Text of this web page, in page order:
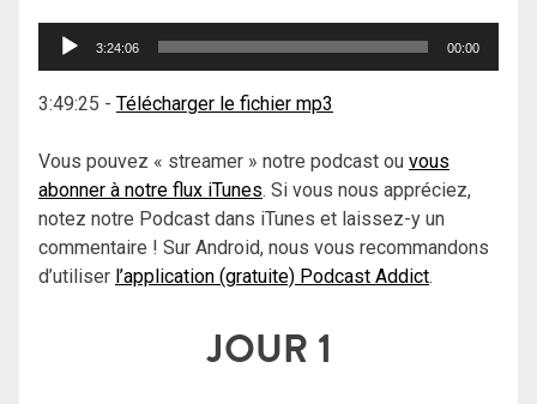
Lecteur
3:24:06 00:00
3:49:25 - Télécharger le fichier mp3
Vous pouvez « streamer » notre podcast ou vous
abonner à notre flux iTunes. Si vous nous appréciez,
notez notre Podcast dans iTunes et laissez-y un
commentaire ! Sur Android, nous vous recommandons
d’utiliser l’application (gratuite) Podcast Addict.
JOUR 1